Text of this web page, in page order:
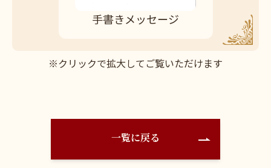
手書きメッセージ
※クリックで拡大してご覧いただけます
一覧に戻る